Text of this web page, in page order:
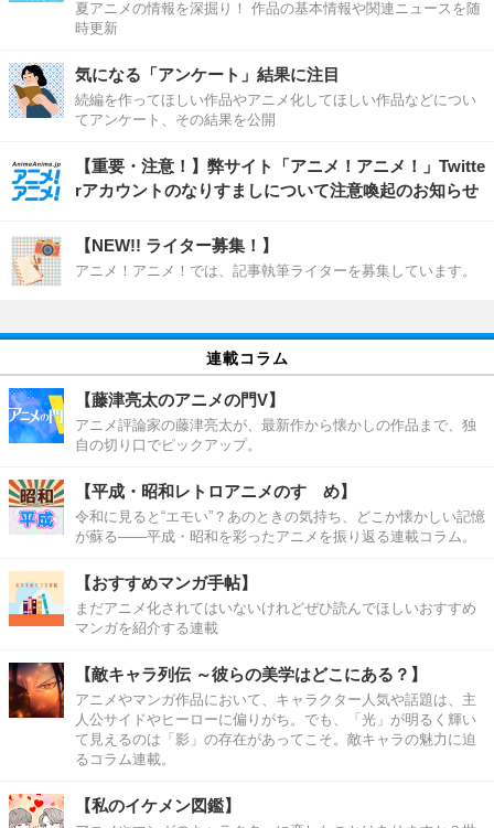
夏アニメの情報を深掘り！ 作品の基本情報や関連ニュースを随
時更新
気になる「アンケート」結果に注目
続編を作ってほしい作品やアニメ化してほしい作品などについ
てアンケート、その結果を公開
【重要・注意！】弊サイト「アニメ！アニメ！」Twitte
rアカウントのなりすましについて注意喚起のお知らせ
【NEW!! ライター募集！】
アニメ！アニメ！では、記事執筆ライターを募集しています。
連載コラム
【藤津亮太のアニメの門V】
アニメ評論家の藤津亮太が、最新作から懐かしの作品まで、独
自の切り口でピックアップ。
【平成・昭和レトロアニメのすゝめ】
令和に見ると“エモい”？あのときの気持ち、どこか懐かしい記憶
が蘇る――平成・昭和を彩ったアニメを振り返る連載コラム。
【おすすめマンガ手帖】
まだアニメ化されてはいないけれどぜひ読んでほしいおすすめ
マンガを紹介する連載
【敵キャラ列伝 ～彼らの美学はどこにある？】
アニメやマンガ作品において、キャラクター人気や話題は、主
人公サイドやヒーローに偏りがち。でも、「光」が明るく輝い
て見えるのは「影」の存在があってこそ。敵キャラの魅力に迫
るコラム連載。
【私のイケメン図鑑】